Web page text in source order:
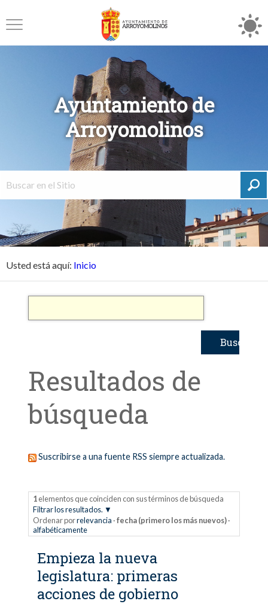
Ayuntamiento de
Arroyomolinos
Usted está aquí: Inicio
Resultados de
búsqueda
Suscribirse a una fuente RSS siempre actualizada.
1elementos que coinciden con sus términos de búsqueda
Filtrar los resultados.
Ordenar porrelevancia ·fecha (primero los más nuevos) ·
alfabéticamente
Empieza la nueva
legislatura: primeras
acciones de gobierno